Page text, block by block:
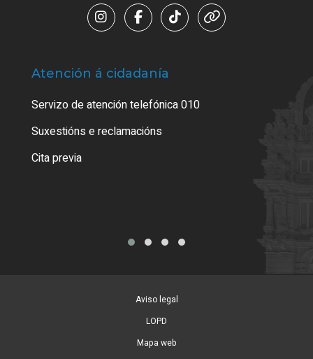
Atención á cidadanía
Servizo de atención telefónica 010
Suxestións e reclamacións
Cita previa
Aviso legal
LOPD
Mapa web